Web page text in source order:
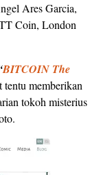
Ares Garcia,
Coin, London
BITCOIN The
tentu memberikan
tokoh misterius